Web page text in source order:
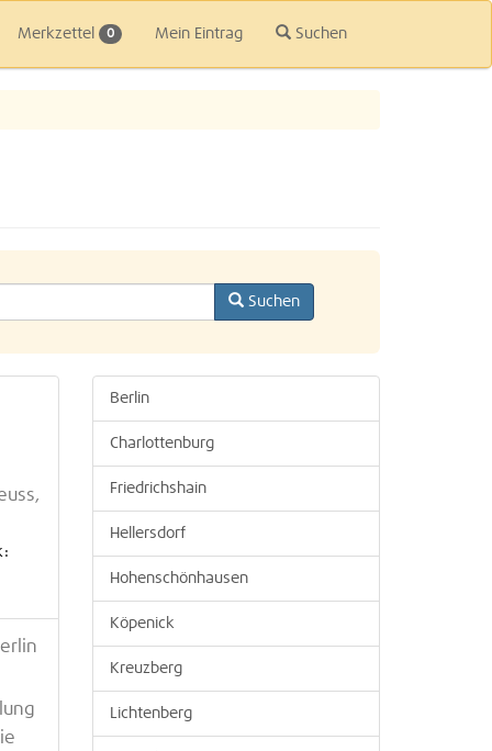
Merkzettel 0 Mein Eintrag Suchen
Suchen
Berlin
Charlottenburg
Friedrichshain
Hellersdorf
Hohenschönhausen
Köpenick
Kreuzberg
Lichtenberg